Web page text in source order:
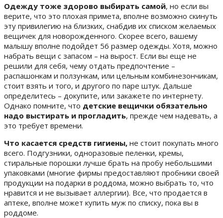
Одежду тоже здорово выбирать самой, но если вы
верите, что это плохая примета, вполне возможно скинуть
эту привилегию на близких, снабдив их списком желаемых
вещичек для новорожденного. Скорее всего, вашему
малышу вполне подойдет 56 размер одежды. Хотя, можно
набрать вещи с запасом – на вырост. Если вы еще не
решили для себя, чему отдать предпочтение –
распашонкам и ползункам, или цельным комбинезончикам,
стоит взять и того, и другого по паре штук. Дальше
определитесь – докупите, или закажете по интернету.
Однако помните, что детские вещички обязательно
надо выстирать и прогладить, прежде чем надевать, а
это требует времени.
Что касается средств гигиены, не стоит покупать много
всего. Подгузники, одноразовые пеленки, кремы,
стиральные порошки лучше брать на пробу небольшими
упаковками (многие фирмы предоставляют пробники своей
продукции на подарки в роддома, можно выбрать то, что
нравится и не вызывает аллергии). Все, что продается в
аптеке, вполне может купить муж по списку, пока вы в
роддоме.